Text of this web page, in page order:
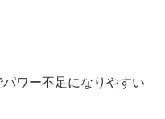
ワー不足になりやすい